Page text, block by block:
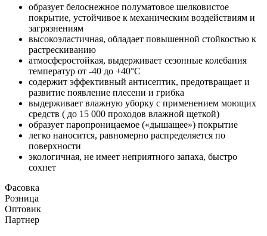
образует белоснежное полуматовое шелковистое
покрытие, устойчивое к механическим воздействиям и
загрязнениям
высокоэластичная, обладает повышенной стойкостью к
растрескиванию
атмосферостойкая, выдерживает сезонные колебания
температур от -40 до +40°С
содержит эффективный антисептик, предотвращает и
развитие появление плесени и грибка
выдерживает влажную уборку с применением моющих
средств ( до 15 000 проходов влажной щеткой)
образует паропроницаемое («дышащее») покрытие
легко наносится, равномерно распределяется по
поверхности
экологичная, не имеет неприятного запаха, быстро
сохнет
Фасовка
Розница
Оптовик
Партнер